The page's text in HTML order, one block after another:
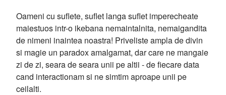
Oameni cu suflete, suflet langa suflet imperecheate
maiestuos intr-o ikebana nemaintalnita, nemaigandita
de nimeni inaintea noastra! Priveliste ampla de divin
si magie un paradox amalgamat, dar care ne mangaie
zi de zi, seara de seara unii pe altii - de fiecare data
cand interactionam si ne simtim aproape unii pe
ceilalti.